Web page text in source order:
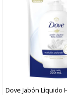
Dove Jabón Líquido